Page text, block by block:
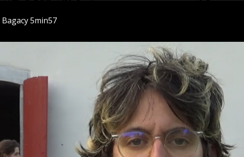
Bagacy5min57